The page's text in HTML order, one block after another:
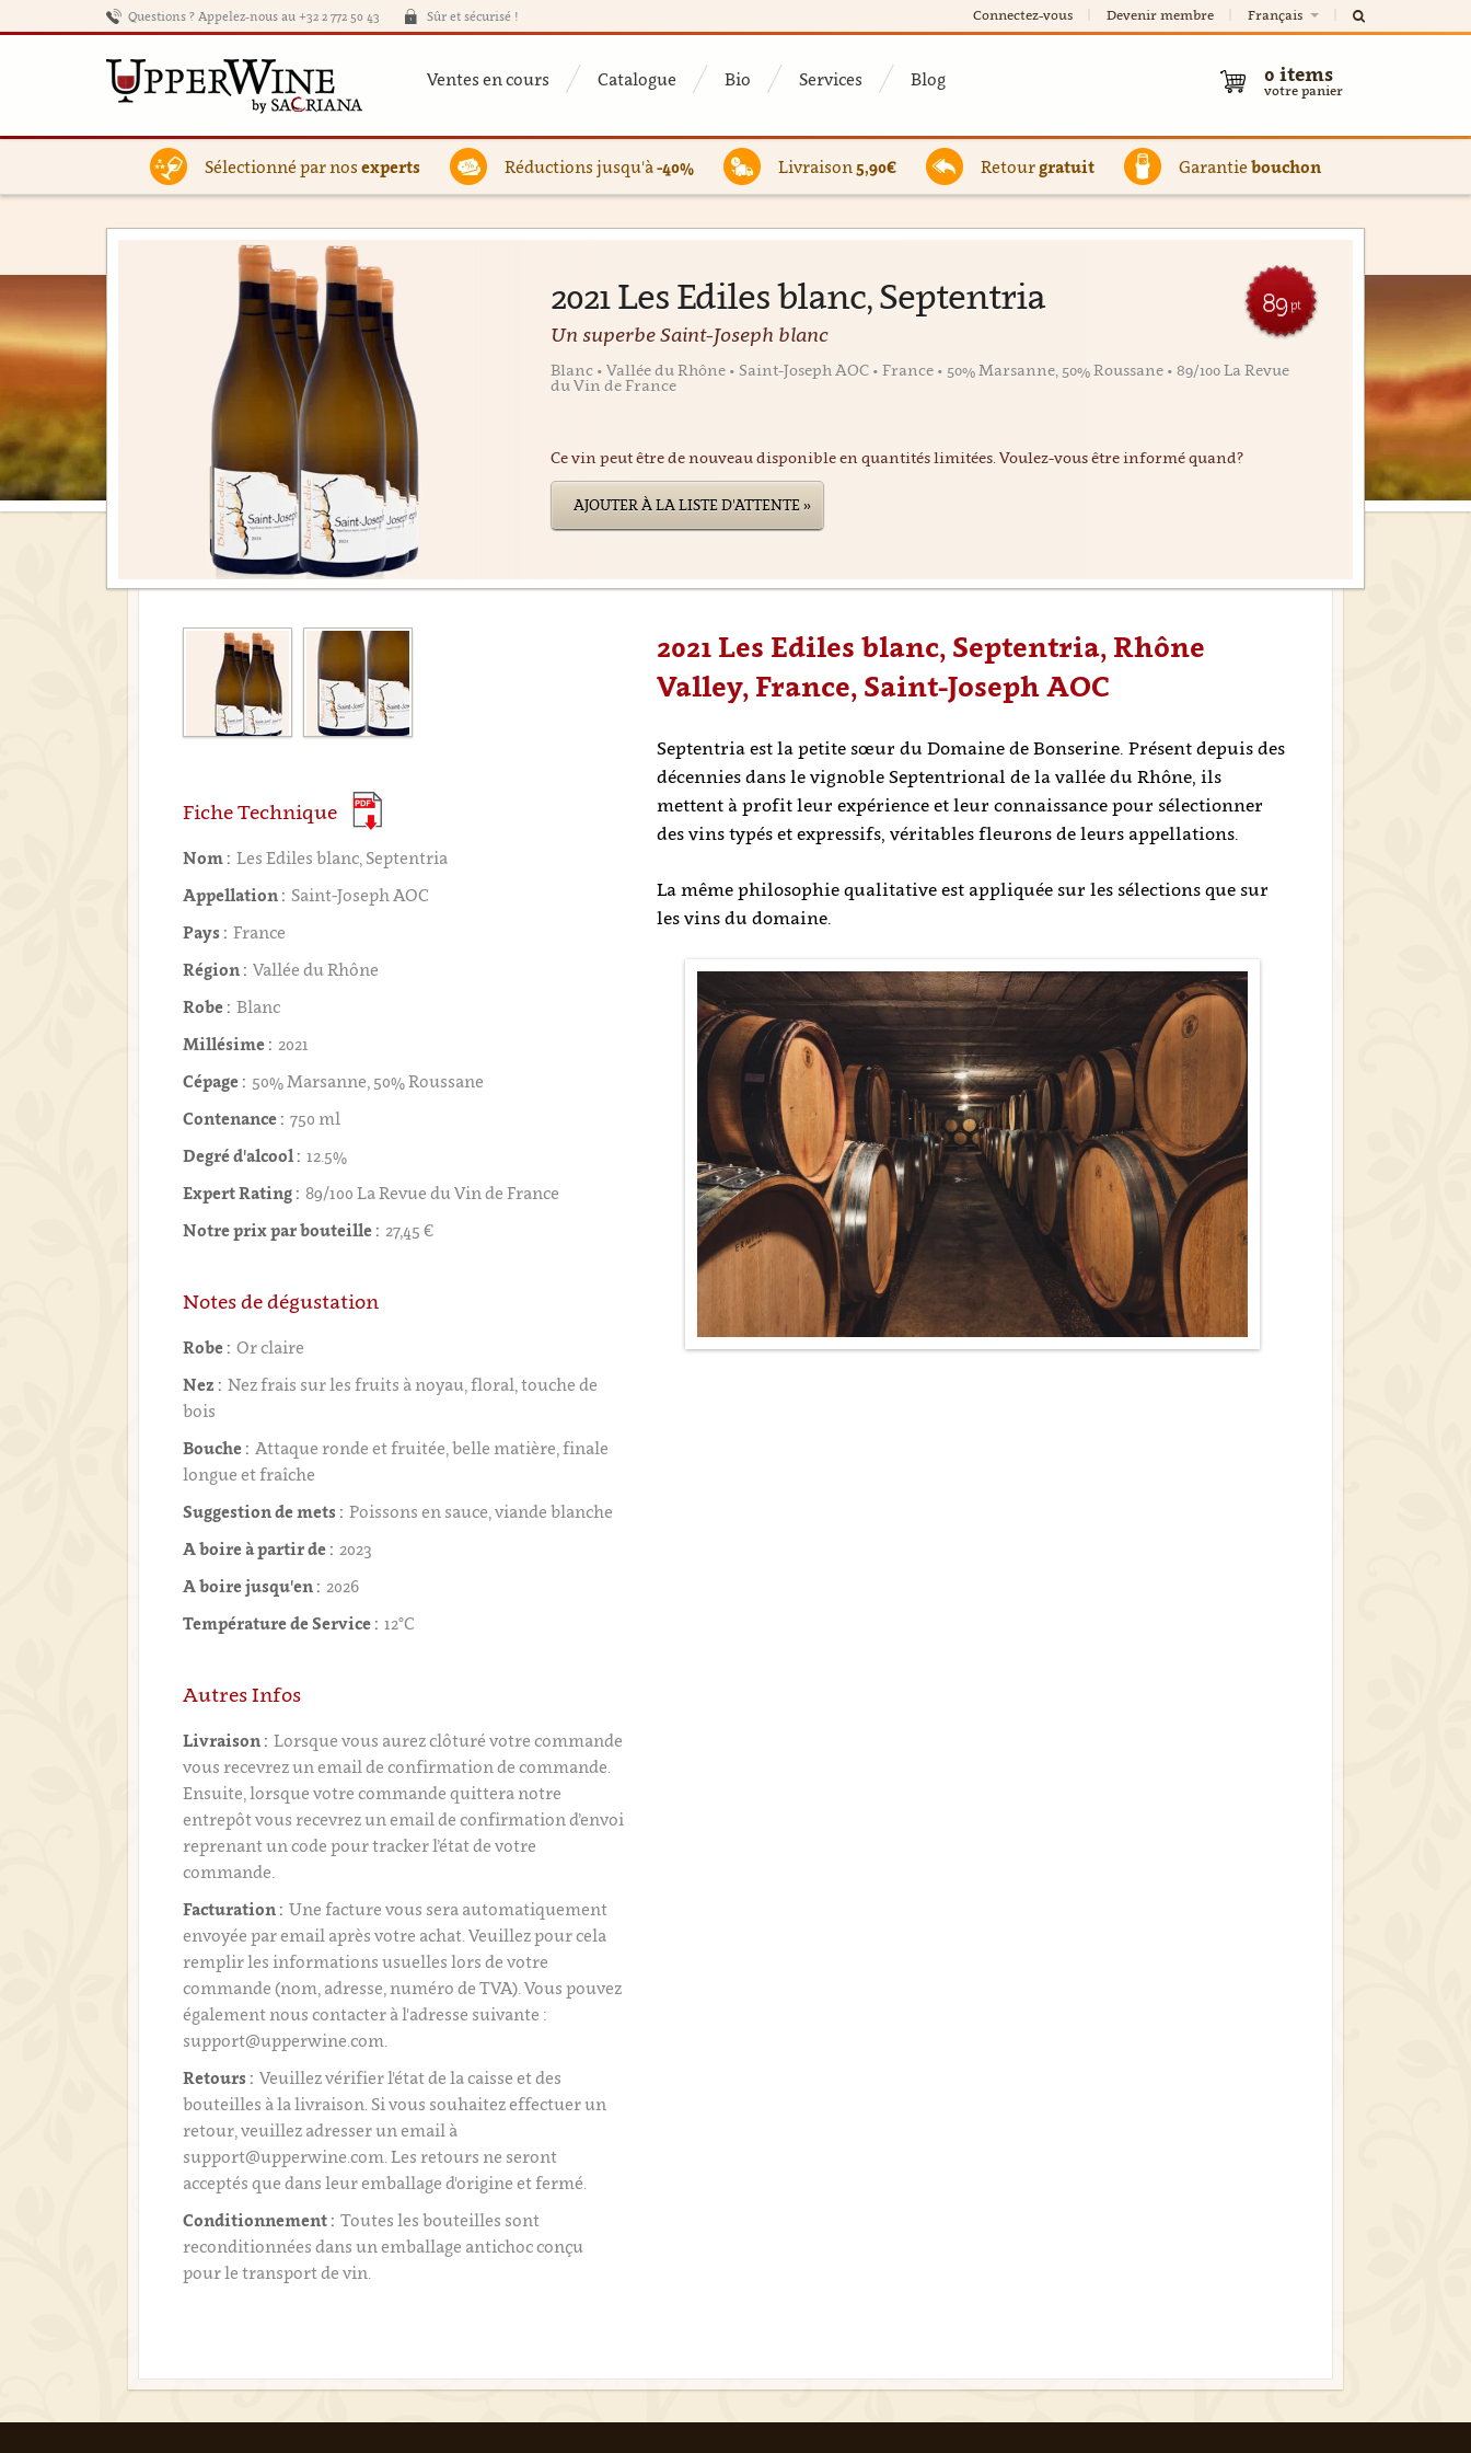
Questions ? Appelez-nous au +32 2 772 50 43 Sûr et sécurisé ! Connectez-vous Devenir membre Français
Ventes en cours Catalogue Bio Services Blog 0 items
votre panier
Sélectionné par nos experts Réductions jusqu'à-40% Livraison 5,90€ Retour gratuit Garantiebouchon
2021 Les Ediles blanc, Septentria 89pt
Un superbe Saint-Joseph blanc
Blanc • Vallée du Rhône • Saint-Joseph AOC • France • 50% Marsanne, 50% Roussane • 89/100 La Revue
du Vin de France
Ce vin peut être de nouveau disponible en quantités limitées. Voulez-vous être informé quand?
AJOUTER À LA LISTE D'ATTENTE »
2021 Les Ediles blanc, Septentria, Rhône
Valley, France, Saint-Joseph AOC
Septentria est la petite sœur du Domaine de Bonserine. Présent depuis des
décennies dans le vignoble Septentrional de la vallée du Rhône, ils
mettent à profit leur expérience et leur connaissance pour sélectionner
des vins typés et expressifs, véritables fleurons de leurs appellations.
La même philosophie qualitative est appliquée sur les sélections que sur
les vins du domaine.
Fiche Technique
Nom : Les Ediles blanc, Septentria
Appellation : Saint-Joseph AOC
Pays : France
Région : Vallée du Rhône
Robe : Blanc
Millésime : 2021
Cépage : 50% Marsanne, 50% Roussane
Contenance : 750 ml
Degré d'alcool : 12.5%
Expert Rating : 89/100 La Revue du Vin de France
Notre prix par bouteille : 27,45 €
Notes de dégustation
Robe : Or claire
Nez : Nez frais sur les fruits à noyau, floral, touche de
bois
Bouche : Attaque ronde et fruitée, belle matière, finale
longue et fraîche
Suggestion de mets : Poissons en sauce, viande blanche
A boire à partir de : 2023
A boire jusqu'en : 2026
Température de Service : 12°C
Autres Infos
Livraison : Lorsque vous aurez clôturé votre commande
vous recevrez un email de confirmation de commande.
Ensuite, lorsque votre commande quittera notre
entrepôt vous recevrez un email de confirmation d’envoi
reprenant un code pour tracker l’état de votre
commande.
Facturation : Une facture vous sera automatiquement
envoyée par email après votre achat. Veuillez pour cela
remplir les informations usuelles lors de votre
commande (nom, adresse, numéro de TVA). Vous pouvez
également nous contacter à l'adresse suivante :
support@upperwine.com.
Retours : Veuillez vérifier l'état de la caisse et des
bouteilles à la livraison. Si vous souhaitez effectuer un
retour, veuillez adresser un email à
support@upperwine.com. Les retours ne seront
acceptés que dans leur emballage d'origine et fermé.
Conditionnement : Toutes les bouteilles sont
reconditionnées dans un emballage antichoc conçu
pour le transport de vin.